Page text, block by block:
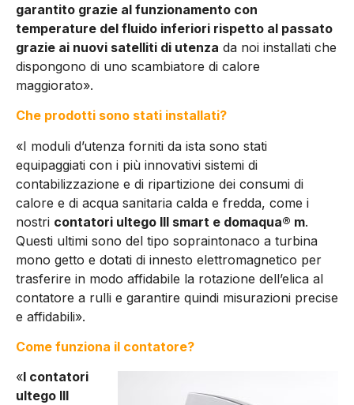
garantito grazie al funzionamento con
temperature del fluido inferiori rispetto al passato
grazie ai nuovi satelliti di utenza da noi installati che
dispongono di uno scambiatore di calore
maggiorato».
Che prodotti sono stati installati?
«I moduli d’utenza forniti da ista sono stati
equipaggiati con i più innovativi sistemi di
contabilizzazione e di ripartizione dei consumi di
calore e di acqua sanitaria calda e fredda, come i
nostri contatori ultego III smart e domaqua® m.
Questi ultimi sono del tipo sopraintonaco a turbina
mono getto e dotati di innesto elettromagnetico per
trasferire in modo affidabile la rotazione dell’elica al
contatore a rulli e garantire quindi misurazioni precise
e affidabili».
Come funziona il contatore?
«I contatori
ultego III